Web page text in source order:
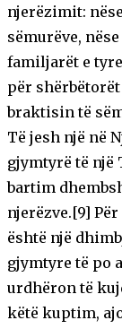
njerëzimit:
sëmurëve,
familjarët e
për
braktisin të
Të jesh një në
gjymtyrë të një
bartim
njerëzve.[9]
është një
gjymtyre të po
urdhëron të
këtë kuptim,